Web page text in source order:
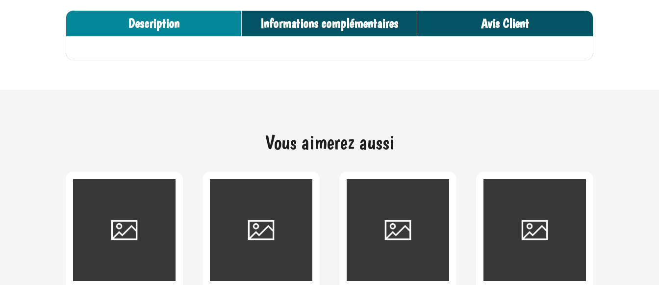
Description Informations complémentaires Avis Client
Vous aimerez aussi